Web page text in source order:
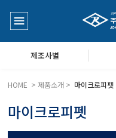
질측정기
제조사별
HOME > 제품소개 > 마이크로피펫
마이크로피펫